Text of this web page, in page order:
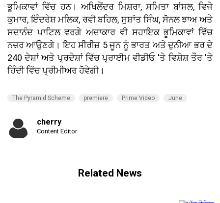
ਭੂਮਿਕਾਵਾਂ ਵਿੱਚ ਹਨ। ਅਖਿਲੇਂਦਰ ਮਿਸ਼ਰਾ, ਸਮਿਤਾ ਬਾਂਸਲ, ਵਿਜੇ
ਕੁਮਾਰ, ਇੰਦਰੇਸ਼ ਮਲਿਕ, ਰਵੀ ਬਹਿਲ, ਸੁਸ਼ਾਂਤ ਸਿੰਘ, ਸੋਨਲ ਝਾਅ ਅਤੇ
ਸਦਾਨੰਦ ਪਾਟਿਲ ਵਰਗੇ ਅਦਾਕਾਰ ਵੀ ਸਹਾਇਕ ਭੂਮਿਕਾਵਾਂ ਵਿੱਚ
ਨਜ਼ਰ ਆਉਣਗੇ। ਇਹ ਸੀਰੀਜ਼ 5 ਜੂਨ ਨੂੰ ਭਾਰਤ ਅਤੇ ਦੁਨੀਆ ਭਰ ਦੇ
240 ਦੇਸ਼ਾਂ ਅਤੇ ਪ੍ਰਦੇਸ਼ਾਂ ਵਿੱਚ ਪ੍ਰਾਈਮ ਵੀਡੀਓ 'ਤੇ ਵਿਸ਼ੇਸ਼ ਤੌਰ 'ਤੇ
ਹਿੰਦੀ ਵਿੱਚ ਪ੍ਰੀਮੀਅਰ ਹੋਵੇਗੀ।
The Pyramid Scheme premiere Prime Video June
cherry
Content Editor
Related News